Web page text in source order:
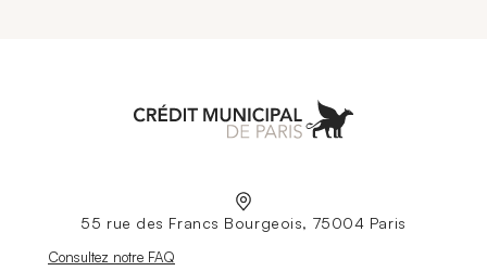
55 rue des Francs Bourgeois, 75004 Paris
Nouvelle fenêtre
Consultez notre FAQ